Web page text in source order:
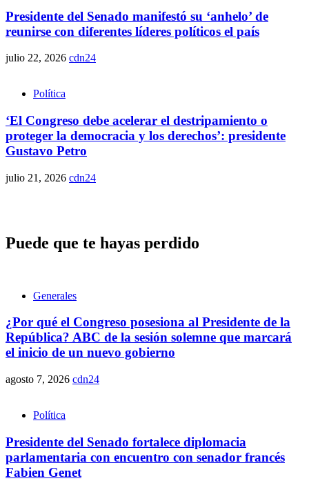
Presidente del Senado manifestó su ‘anhelo’ de
reunirse con diferentes líderes políticos el país
julio 22, 2026 cdn24
Política
‘El Congreso debe acelerar el destripamiento o
proteger la democracia y los derechos’: presidente
Gustavo Petro
julio 21, 2026 cdn24
Puede que te hayas perdido
Generales
¿Por qué el Congreso posesiona al Presidente de la
República? ABC de la sesión solemne que marcará
el inicio de un nuevo gobierno
agosto 7, 2026 cdn24
Política
Presidente del Senado fortalece diplomacia
parlamentaria con encuentro con senador francés
Fabien Genet